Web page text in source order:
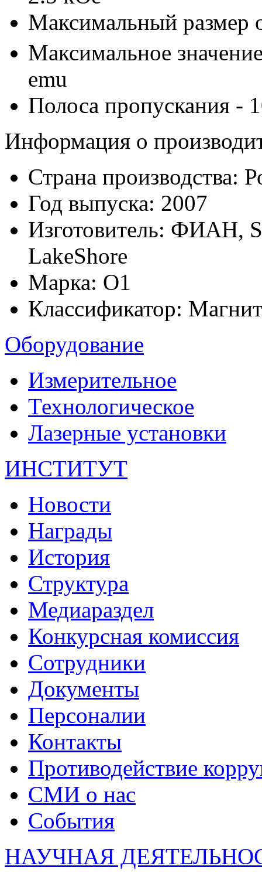
Максимальный размер
Максимальное
emu
Полоса пропускания -
Информация о
Страна производства:
Год выпуска: 2007
Изготовитель: ФИАН,
LakeShore
Марка: О1
Классификатор:
Оборудование
Измерительное
Технологическое
Лазерные установки
ИНСТИТУТ
Новости
Награды
История
Структура
Медиараздел
Конкурсная комиссия
Сотрудники
Документы
Персоналии
Контакты
Противодействие
СМИ о нас
События
НАУЧНАЯ